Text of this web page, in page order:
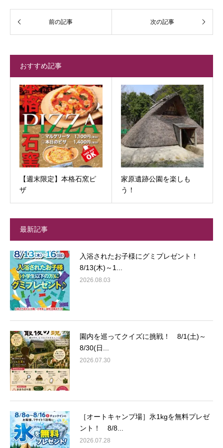
おすすめ記事
【週末限定】本格石窯ピ
ザ
家原遺跡公園を楽しも
う！
最新記事
入浴されたお子様にグミプレゼント！
8/13(木)～1...
2026.08.03
園内を巡ってクイズに挑戦！ 8/1(土)～
8/30(日...
2026.07.30
［オートキャンプ場］氷1kgを無料プレゼ
ント！ 8/8...
2026.07.28